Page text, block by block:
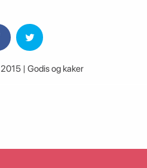
| Godis og kaker